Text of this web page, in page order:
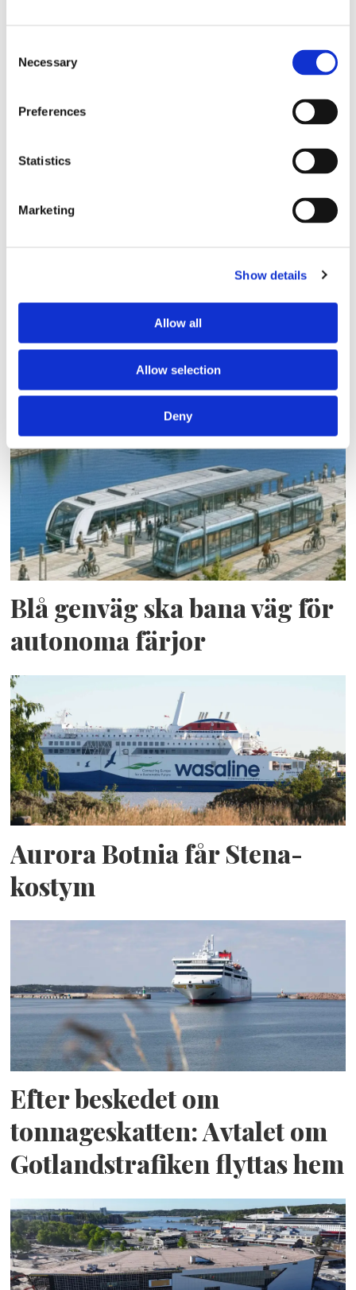
Selection
Necessary
Preferences
Statistics
Marketing
Show details
Allow all
Allow selection
Deny
Sirius tar leverans av
Lars ”Lasse” Fransén
Blå genväg ska bana väg för
autonoma färjor
Aurora Botnia får Stena-
kostym
Efter beskedet om
tonnageskatten: Avtalet om
Gotlandstrafiken flyttas hem